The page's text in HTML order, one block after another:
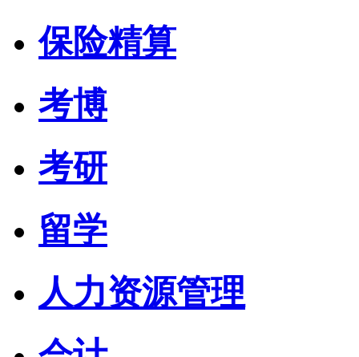
保险精算
考博
考研
留学
人力资源管理